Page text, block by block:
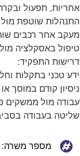
אחריות, תפעול
התנהלות שוטפת מול
מעקב אחר רכבים
טיפול באסקלציה
דרישות התפקיד:
ידע טכני בתקלות
ניסיון קודם במוסך
עבודה מול ממשקים
שליטה בעבודה
מספר משרה: 4745